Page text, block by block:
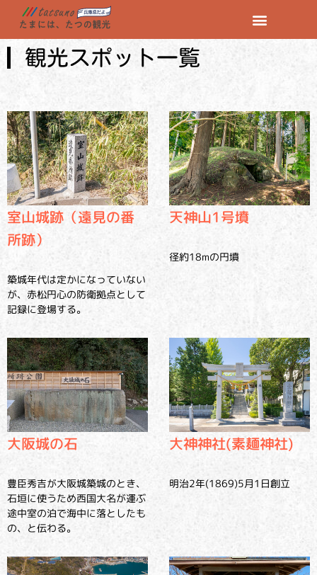
観光スポット一覧
室山城跡（遠見の番
所跡）
築城年代は定かになっていない
が、赤松円心の防衛拠点として
記録に登場する。
天神山1号墳
径約18mの円墳
大阪城の石
豊臣秀吉が大阪城築城のとき、
石垣に使うため西国大名が運ぶ
途中室の泊で海中に落としたも
の、と伝わる。
大神神社(素麺神社)
明治2年(1869)5月1日創立